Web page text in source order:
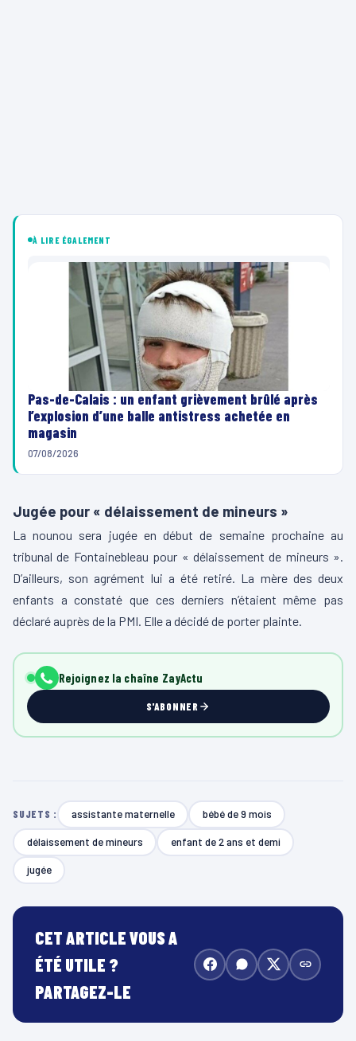
À LIRE ÉGALEMENT
Pas-de-Calais : un enfant grièvement brûlé après
l’explosion d’une balle antistress achetée en
magasin
07/08/2026
Jugée pour « délaissement de mineurs »
La nounou sera jugée en début de semaine prochaine au
tribunal de Fontainebleau pour « délaissement de mineurs ».
D’ailleurs, son agrément lui a été retiré. La mère des deux
enfants a constaté que ces derniers n’étaient même pas
déclaré auprès de la PMI. Elle a décidé de porter plainte.
Rejoignez la chaîne ZayActu
S'ABONNER
SUJETS : assistante maternelle bébé de 9 mois
délaissement de mineurs enfant de 2 ans et demi
jugée
CET ARTICLE VOUS A
ÉTÉ UTILE ?
PARTAGEZ-LE